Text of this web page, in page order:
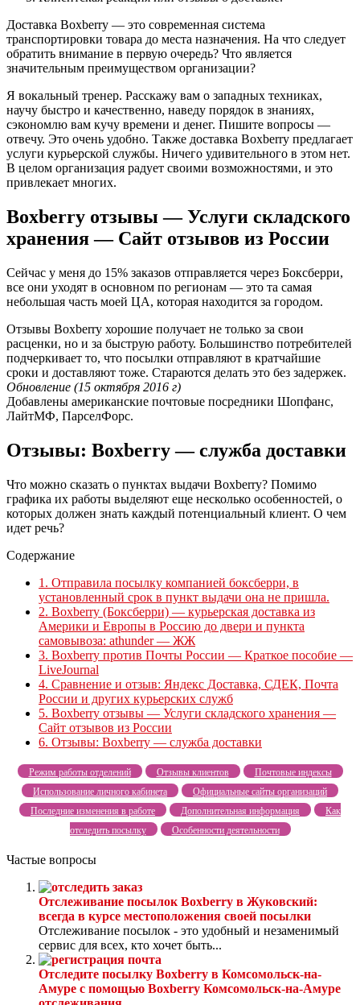
Доставка Boxberry — это современная система
транспортировки товара до места назначения. На что следует
обратить внимание в первую очередь? Что является
значительным преимуществом организации?
Я вокальный тренер. Расскажу вам о западных техниках,
научу быстро и качественно, наведу порядок в знаниях,
сэкономлю вам кучу времени и денег. Пишите вопросы —
отвечу. Это очень удобно. Также доставка Boxberry предлагает
услуги курьерской службы. Ничего удивительного в этом нет.
В целом организация радует своими возможностями, и это
привлекает многих.
Boxberry отзывы — Услуги складского
хранения — Сайт отзывов из России
Сейчас у меня до 15% заказов отправляется через Боксберри,
все они уходят в основном по регионам — это та самая
небольшая часть моей ЦА, которая находится за городом.
Отзывы Boxberry хорошие получает не только за свои
расценки, но и за быструю работу. Большинство потребителей
подчеркивает то, что посылки отправляют в кратчайшие
сроки и доставляют тоже. Стараются делать это без задержек.
Обновление (15 октября 2016 г)
Добавлены американские почтовые посредники Шопфанс,
ЛайтМФ, ПарселФорс.
Отзывы: Boxberry — служба доставки
Что можно сказать о пунктах выдачи Boxberry? Помимо
графика их работы выделяют еще несколько особенностей, о
которых должен знать каждый потенциальный клиент. О чем
идет речь?
Содержание
1. Отправила посылку компанией боксберри, в
установленный срок в пункт выдачи она не пришла.
2. Boxberry (Боксберри) — курьерская доставка из
Америки и Европы в Россию до двери и пункта
самовывоза: athunder — ЖЖ
3. Boxberry против Почты России — Краткое пособие —
LiveJournal
4. Сравнение и отзыв: Яндекс Доставка, СДЕК, Почта
России и других курьерских служб
5. Boxberry отзывы — Услуги складского хранения —
Сайт отзывов из России
6. Отзывы: Boxberry — служба доставки
Режим работы отделений Отзывы клиентов
Почтовые индексы
Использование личного кабинета
Официальные сайты организаций
Последние изменения в работе
Дополнительная информация
Как
отследить посылку
Особенности деятельности
Частые вопросы
Отслеживание посылок Boxberry в Жуковский:
всегда в курсе местоположения своей посылки
Отслеживание посылок - это удобный и незаменимый
сервис для всех, кто хочет быть...
Отследите посылку Boxberry в Комсомольск-на-
Амуре с помощью Boxberry Комсомольск-на-Амуре